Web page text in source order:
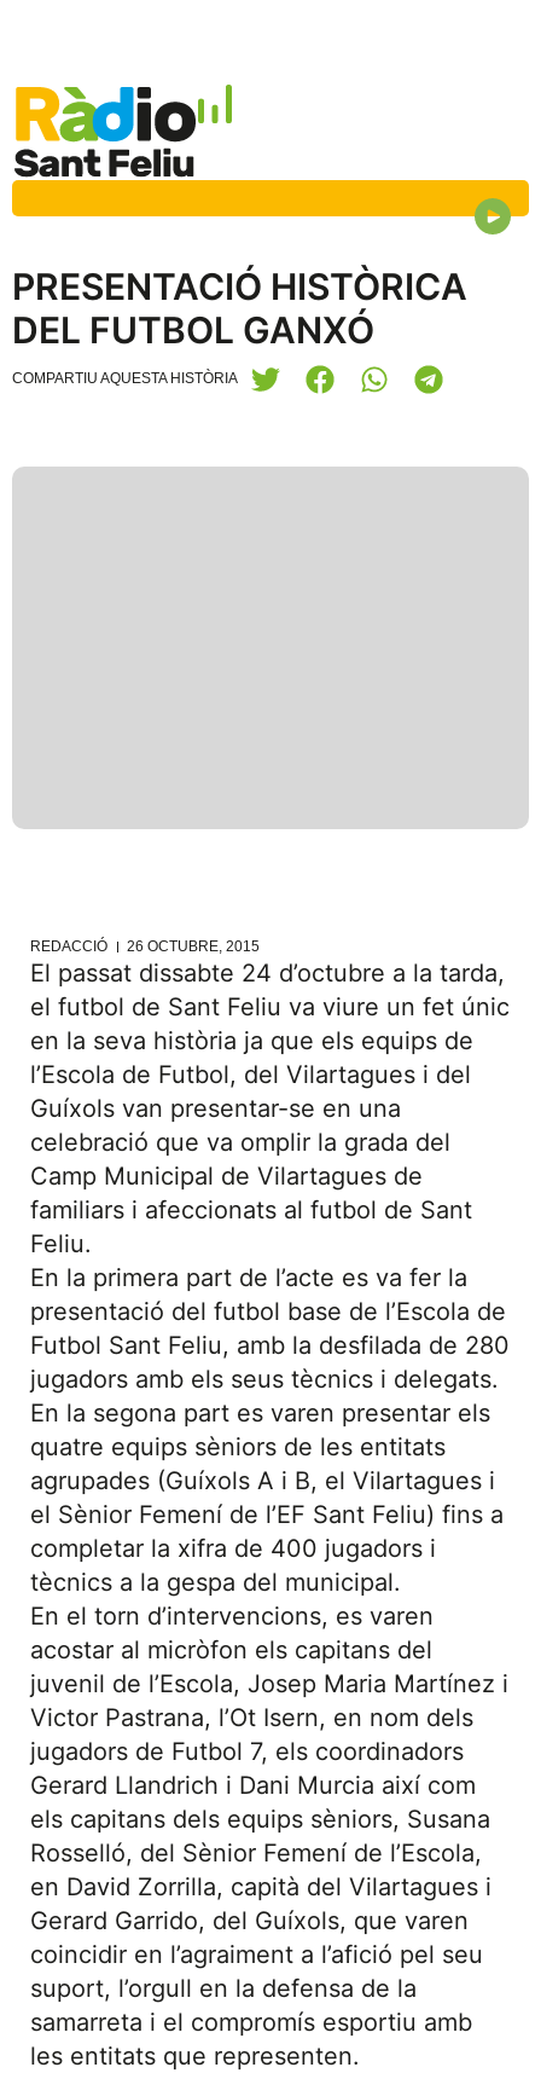
PRESENTACIÓ HISTÒRICA
DEL FUTBOL GANXÓ
COMPARTIU AQUESTA HISTÒRIA
REDACCIÓ 26 OCTUBRE, 2015
El passat dissabte 24 d’octubre a la tarda,
el futbol de Sant Feliu va viure un fet únic
en la seva història ja que els equips de
l’Escola de Futbol, del Vilartagues i del
Guíxols van presentar-se en una
celebració que va omplir la grada del
Camp Municipal de Vilartagues de
familiars i afeccionats al futbol de Sant
Feliu.
En la primera part de l’acte es va fer la
presentació del futbol base de l’Escola de
Futbol Sant Feliu, amb la desfilada de 280
jugadors amb els seus tècnics i delegats.
En la segona part es varen presentar els
quatre equips sèniors de les entitats
agrupades (Guíxols A i B, el Vilartagues i
el Sènior Femení de l’EF Sant Feliu) fins a
completar la xifra de 400 jugadors i
tècnics a la gespa del municipal.
En el torn d’intervencions, es varen
acostar al micròfon els capitans del
juvenil de l’Escola, Josep Maria Martínez i
Victor Pastrana, l’Ot Isern, en nom dels
jugadors de Futbol 7, els coordinadors
Gerard Llandrich i Dani Murcia així com
els capitans dels equips sèniors, Susana
Rosselló, del Sènior Femení de l’Escola,
en David Zorrilla, capità del Vilartagues i
Gerard Garrido, del Guíxols, que varen
coincidir en l’agraiment a l’afició pel seu
suport, l’orgull en la defensa de la
samarreta i el compromís esportiu amb
les entitats que representen.